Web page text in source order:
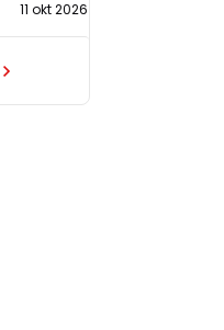
11 okt 2026